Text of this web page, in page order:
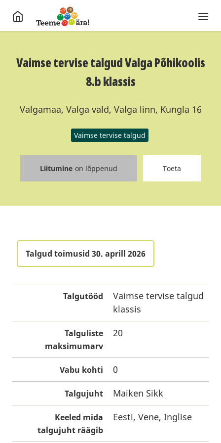
Vaimse tervise talgud Valga Põhikoolis
8.b klassis
Valgamaa, Valga vald, Valga linn, Kungla 16
Vaimse tervise talgud
Liitumine on lõppenud Toeta
Talgud toimusid 30. aprill 2026
Talgutööd
Vaimse tervise talgud
klassis
Talguliste
maksimumarv
20
Vabu kohti 0
Talgujuht Maiken Sikk
Keeled mida
talgujuht räägib
Eesti, Vene, Inglise